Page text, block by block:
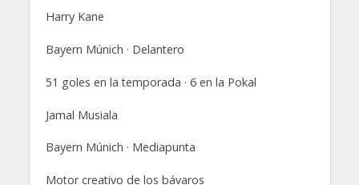
Harry Kane
Bayern Múnich · Delantero
51 goles en la temporada · 6 en la Pokal
Jamal Musiala
Bayern Múnich · Mediapunta
Motor creativo de los bávaros